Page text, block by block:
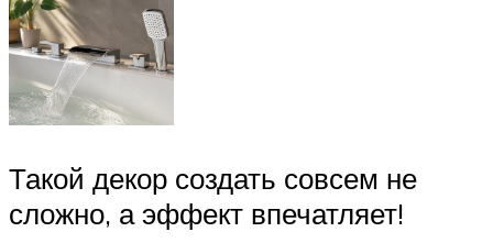
Такой декор создать совсем не
сложно, а эффект впечатляет!